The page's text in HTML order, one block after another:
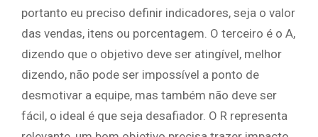
portanto eu preciso definir indicadores, seja o valor
das vendas, itens ou porcentagem. O terceiro é o A,
dizendo que o objetivo deve ser atingível, melhor
dizendo, não pode ser impossível a ponto de
desmotivar a equipe, mas também não deve ser
fácil, o ideal é que seja desafiador. O R representa